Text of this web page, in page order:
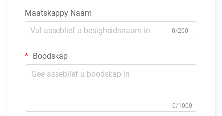
Maatskappy Naam
0/200
Boodskap
0/1000